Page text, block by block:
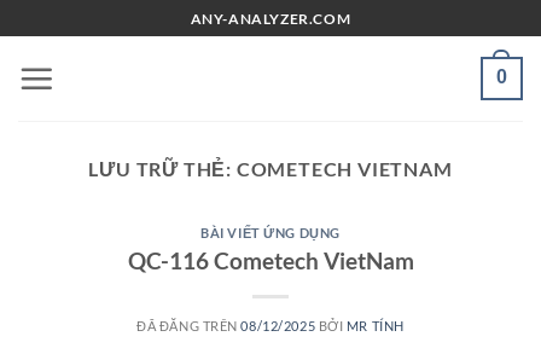
đến
nội
ANY-ANALYZER.COM
0
LƯU TRỮ THẺ: COMETECH VIETNAM
BÀI VIẾT ỨNG DỤNG
QC-116 Cometech VietNam
ĐÃ ĐĂNG TRÊN08/12/2025 BỞI MR TÍNH